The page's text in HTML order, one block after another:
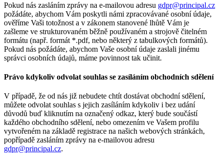
Pokud nás zasláním zprávy na e-mailovou adresu gdpr@principal.cz
požádáte, abychom Vám poskytli námi zpracovávané osobní údaje,
ověříme Vaši totožnost a v zákonem stanovené lhůtě Vám je
zašleme ve strukturovaném běžně používaném a strojově čitelném
formátu (např. formát *.pdf, nebo některý z tabulkových formátů).
Pokud nás požádáte, abychom Vaše osobní údaje zaslali jinému
správci osobních údajů, máme povinnost tak učinit.
Právo kdykoliv odvolat souhlas se zasíláním obchodních sdělení
V případě, že od nás již nebudete chtít dostávat obchodní sdělení,
můžete odvolat souhlas s jejich zasíláním kdykoliv i bez udání
důvodů buď kliknutím na označený odkaz, který bude součástí
každého obchodního sdělení, nebo omezením ve Vašem profilu
vytvořeném na základě registrace na našich webových stránkách,
popřípadě zasláním zprávy na e-mailovou adresu
gdpr@principal.cz.